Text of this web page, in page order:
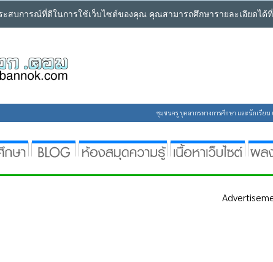
สบการณ์ที่ดีในการใช้เว็บไซต์ของคุณ คุณสามารถศึกษารายละเอียดได้
ชุมชนครู บุคลากรทางการศึกษา และนักเรีย